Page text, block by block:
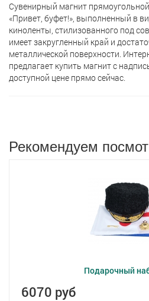
Сувенирный магнит
«Привет, буфет!», выполненный в
киноленты, стилизованного под
имеет закругленный край и
металлической поверхности.
предлагает кyпить магнит с
доступной цене прямо сейчас.
Рекомендуем
Подарочный
6070 руб